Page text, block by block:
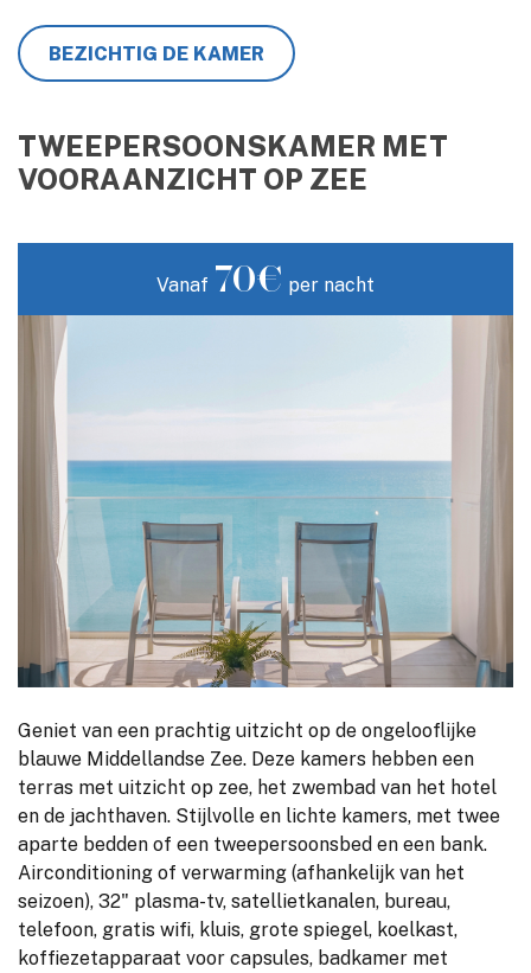
BEZICHTIG DE KAMER
TWEEPERSOONSKAMER MET
VOORAANZICHT OP ZEE
Vanaf 70€ per nacht
Geniet van een prachtig uitzicht op de ongelooflijke
blauwe Middellandse Zee. Deze kamers hebben een
terras met uitzicht op zee, het zwembad van het hotel
en de jachthaven. Stijlvolle en lichte kamers, met twee
aparte bedden of een tweepersoonsbed en een bank.
Airconditioning of verwarming (afhankelijk van het
seizoen), 32" plasma-tv, satellietkanalen, bureau,
telefoon, gratis wifi, kluis, grote spiegel, koelkast,
koffiezetapparaat voor capsules, badkamer met